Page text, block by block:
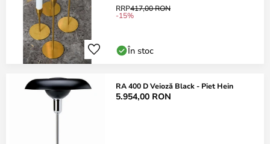
RRP417,00 RON
-15%
În stoc
RA 400 D Veioză Black - Piet Hein
5.954,00 RON